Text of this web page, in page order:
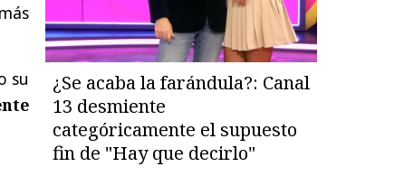
su
¿Se acaba la farándula?: Canal
13 desmiente
categóricamente el supuesto
fin de "Hay que decirlo"